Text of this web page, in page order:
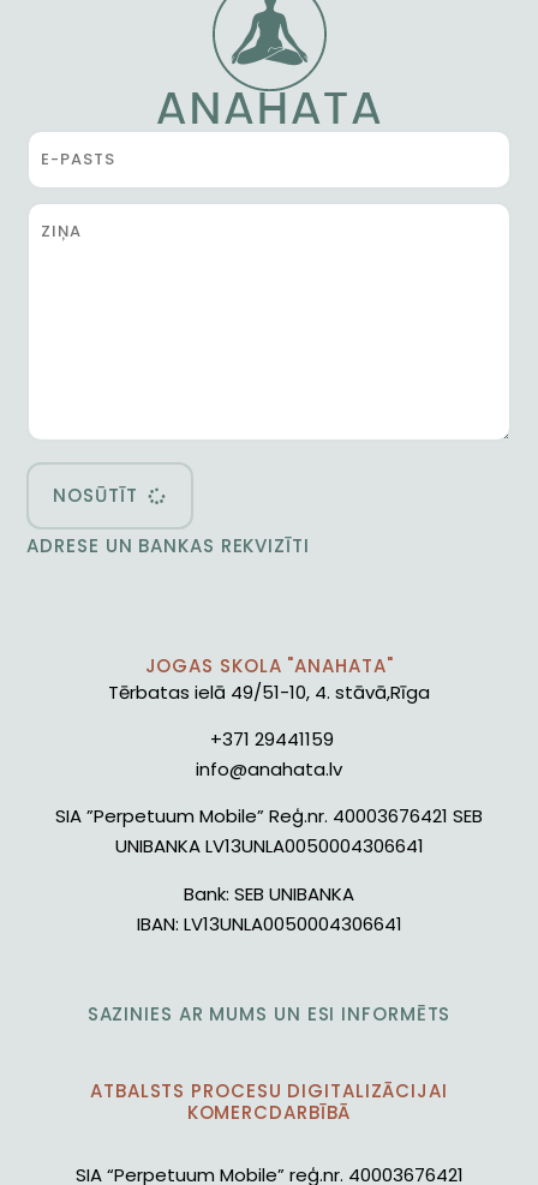
NOSŪTĪT
ADRESE UN BANKAS REKVIZĪTI
JOGAS SKOLA "ANAHATA"
Tērbatas ielā 49/51-10, 4. stāvā,Rīga
+371 29441159
info@anahata.lv
SIA ”Perpetuum Mobile” Reģ.nr. 40003676421 SEB
UNIBANKA LV13UNLA0050004306641
Bank: SEB UNIBANKA
IBAN: LV13UNLA0050004306641
SAZINIES AR MUMS UN ESI INFORMĒTS
ATBALSTS PROCESU DIGITALIZĀCIJAI
KOMERCDARBĪBĀ
SIA “Perpetuum Mobile” reģ.nr. 40003676421